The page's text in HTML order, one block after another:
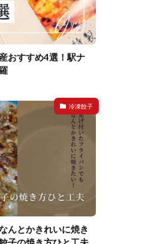
おすすめ4選！駅ナ
冷凍餃子
んとかきれいに焼き